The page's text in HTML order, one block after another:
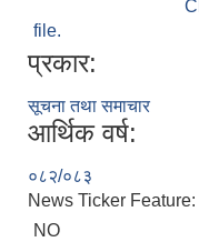
file.
प्रकार:
सूचना तथा समाचार
आर्थिक वर्ष:
०८२/०८३
News Ticker Feature:
NO